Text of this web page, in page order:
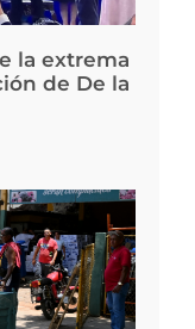
la extrema
de De la